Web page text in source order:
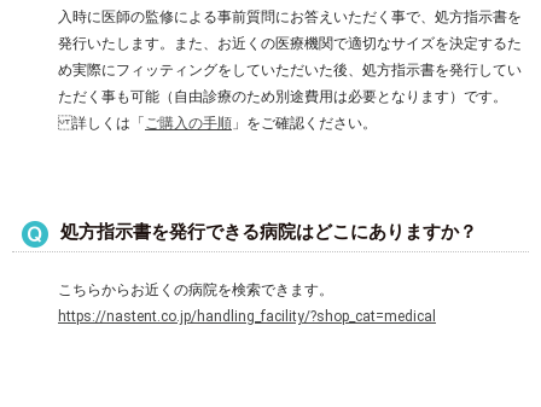
入時に医師の監修による事前質問にお答えいただく事で、処方指示書を
発行いたします。また、お近くの医療機関で適切なサイズを決定するた
め実際にフィッティングをしていただいた後、処方指示書を発行してい
ただく事も可能（自由診療のため別途費用は必要となります）です。
詳しくは「 ご購入の手順 」をご確認ください。
処方指示書を発行できる病院はどこにありますか？
こちらからお近くの病院を検索できます。
https://nastent.co.jp/handling_facility/?shop_cat=medical